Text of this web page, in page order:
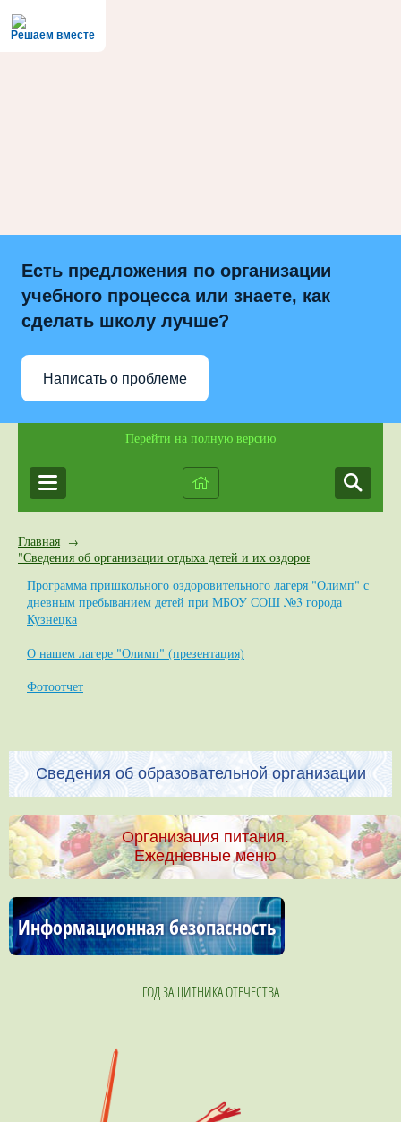
Решаем вместе
Есть предложения по организации
учебного процесса или знаете, как
сделать школу лучше?
Написать о проблеме
Перейти на полную версию
Главная →
"Сведения об организации отдыха детей и их оздоровлении"
Программа пришкольного оздоровительного лагеря "Олимп" с
дневным пребыванием детей при МБОУ СОШ №3 города
Кузнецка
О нашем лагере "Олимп" (презентация)
Фотоотчет
Сведения об образовательной организации
Организация питания.
Ежедневные меню
Информационная безопасность
ГОД ЗАЩИТНИКА ОТЕЧЕСТВА